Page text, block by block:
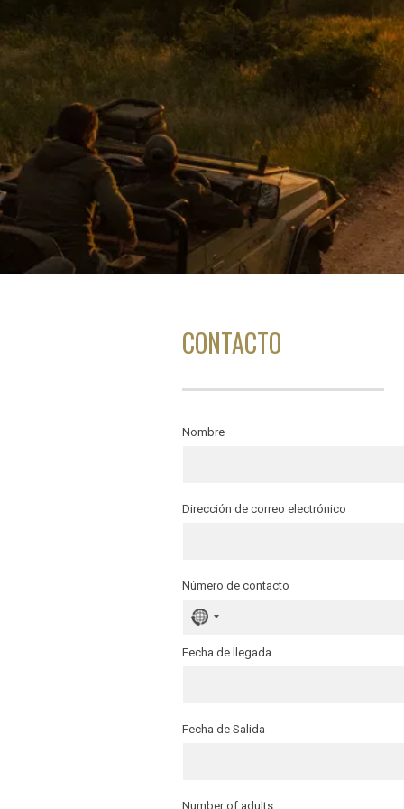
CONTACTO
Nombre
Dirección de correo electrónico
Número de contacto
No
country
Fecha de llegada
Fecha de Salida
Number of adults